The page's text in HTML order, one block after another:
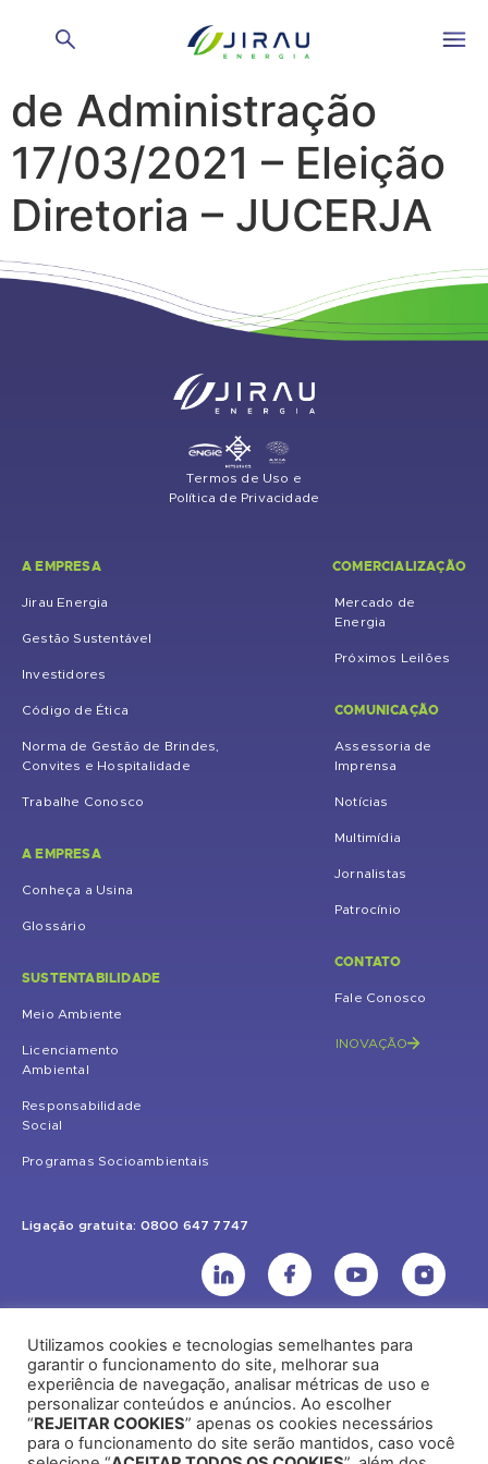
Reunião do Conselho
de Administração
17/03/2021 – Eleição
Diretoria – JUCERJA
Termos de Uso e
Política de Privacidade
A EMPRESA
Jirau Energia
Gestão Sustentável
Investidores
Código de Ética
Norma de Gestão de Brindes,
Convites e Hospitalidade
Trabalhe Conosco
A EMPRESA
Conheça a Usina
Glossário
SUSTENTABILIDADE
Meio Ambiente
Licenciamento
Ambiental
Responsabilidade
Social
Programas Socioambientais
COMERCIALIZAÇÃO
Mercado de
Energia
Próximos Leilões
COMUNICAÇÃO
Assessoria de
Imprensa
Notícias
Multimídia
Jornalistas
Patrocínio
CONTATO
Fale Conosco
INOVAÇÃO
Ligação gratuita: 0800 647 7747
UHE Jirau
Rodovia BR-364, KM 824 S/Nº - Distrito de Jaci Paraná – Porto Velho
(RO) – CEP: 76840-000 – Telefone: (69) 2182.8600
Utilizamos cookies e tecnologias semelhantes para
garantir o funcionamento do site, melhorar sua
experiência de navegação, analisar métricas de uso e
personalizar conteúdos e anúncios. Ao escolher
“REJEITAR COOKIES” apenas os cookies necessários
para o funcionamento do site serão mantidos, caso você